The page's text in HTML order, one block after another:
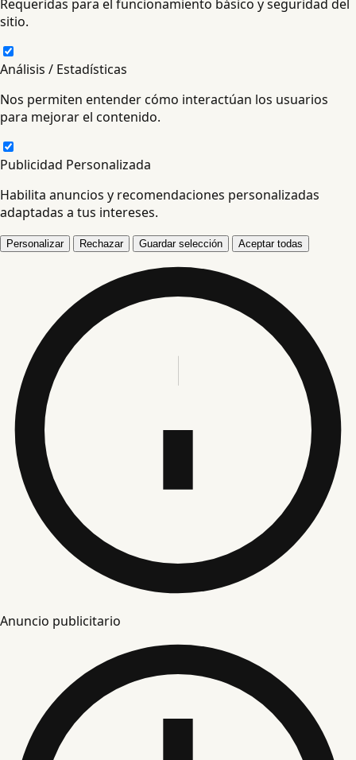
Requeridas para el funcionamiento básico y seguridad del
sitio.
Análisis / Estadísticas
Nos permiten entender cómo interactúan los usuarios
para mejorar el contenido.
Publicidad Personalizada
Habilita anuncios y recomendaciones personalizadas
adaptadas a tus intereses.
Personalizar Rechazar Guardar selección Aceptar todas
Anuncio publicitario